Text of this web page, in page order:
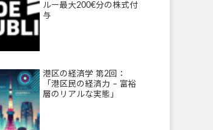
ルー最大200€分の株式付
与
港区の経済学 第2回：
「港区民の経済力 – 富裕
層のリアルな実態」